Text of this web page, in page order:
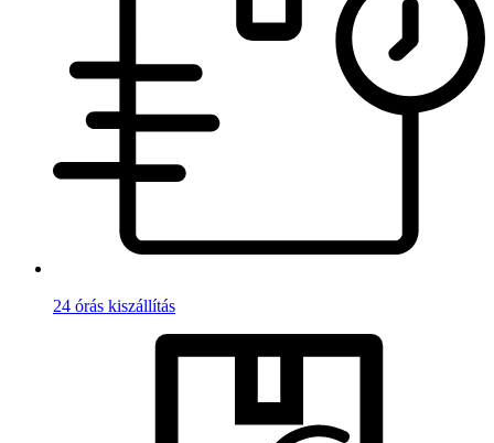
24 órás kiszállítás